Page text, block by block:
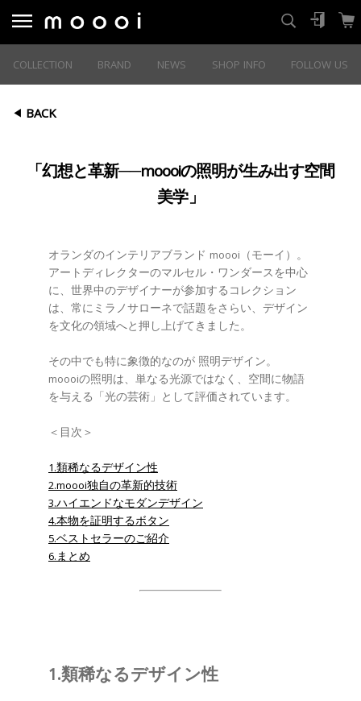
COLLECTION BRAND NEWS SHOP INFO FOLLOW US
BACK
「幻想と革新──moooiの照明が生み出す空間
美学」
オランダのインテリアブランド moooi（モーイ）。
アートディレクターのマルセル・ワンダースを中心
に、世界中のデザイナーが参加するコレクション
は、常にミラノサローネで話題をさらい、デザイン
を文化の領域へと押し上げてきました。
その中でも特に象徴的なのが 照明デザイン。
moooiの照明は、単なる光源ではなく、空間に物語
を与える「光の芸術」として評価されています。
＜目次＞
1.類稀なるデザイン性
2.moooi独自の革新的技術
3.ハイエンドなモダンデザイン
4.本物を証明するボタン
5.ベストセラーのご紹介
6.まとめ
1.類稀なるデザイン性